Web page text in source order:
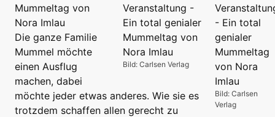
Bild: Carlsen
Verlag
Bild: Carlsen Verlag
Mummeltag von
Nora Imlau
Die ganze Familie
Mummel möchte
einen Ausflug
machen, dabei
möchte jeder etwas anderes. Wie sie es
trotzdem schaffen allen gerecht zu